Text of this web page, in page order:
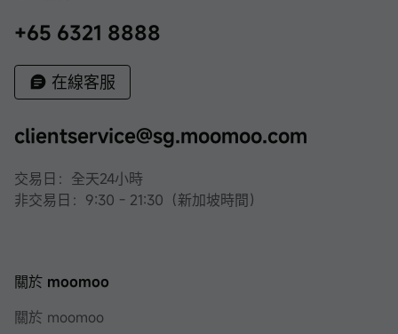
+65 6321 8888
在線客服
clientservice@sg.moomoo.com
交易日：全天24小時
非交易日：9:30 - 21:30（新加坡時間）
關於 moomoo
關於 moomoo